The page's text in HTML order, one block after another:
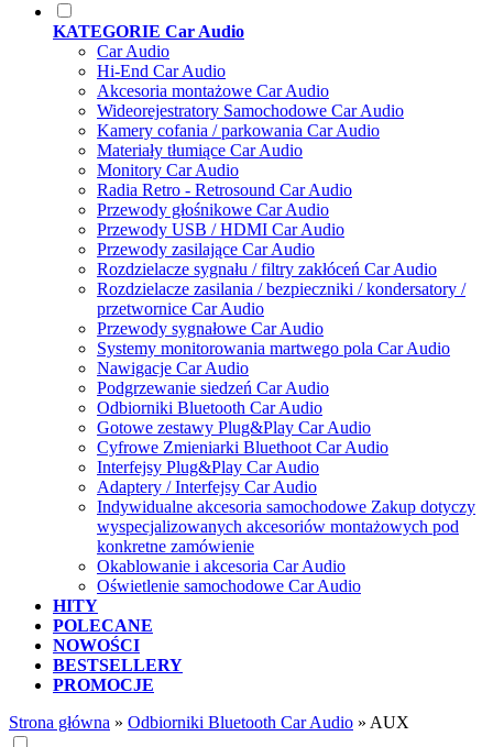
KATEGORIE Car Audio
Car Audio
Hi-End Car Audio
Akcesoria montażowe Car Audio
Wideorejestratory Samochodowe Car Audio
Kamery cofania / parkowania Car Audio
Materiały tłumiące Car Audio
Monitory Car Audio
Radia Retro - Retrosound Car Audio
Przewody głośnikowe Car Audio
Przewody USB / HDMI Car Audio
Przewody zasilające Car Audio
Rozdzielacze sygnału / filtry zakłóceń Car Audio
Rozdzielacze zasilania / bezpieczniki / kondersatory /
przetwornice Car Audio
Przewody sygnałowe Car Audio
Systemy monitorowania martwego pola Car Audio
Nawigacje Car Audio
Podgrzewanie siedzeń Car Audio
Odbiorniki Bluetooth Car Audio
Gotowe zestawy Plug&Play Car Audio
Cyfrowe Zmieniarki Bluethoot Car Audio
Interfejsy Plug&Play Car Audio
Adaptery / Interfejsy Car Audio
Indywidualne akcesoria samochodowe Zakup dotyczy
wyspecjalizowanych akcesoriów montażowych pod
konkretne zamówienie
Okablowanie i akcesoria Car Audio
Oświetlenie samochodowe Car Audio
HITY
POLECANE
NOWOŚCI
BESTSELLERY
PROMOCJE
Strona główna » Odbiorniki Bluetooth Car Audio » AUX